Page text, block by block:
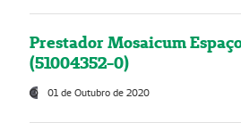
Prestador Mosaicum
(51004352-0)
01 de Outubro de 2020